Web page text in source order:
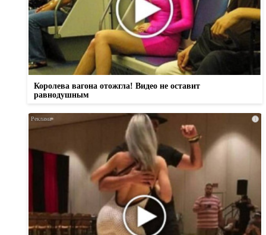
Королева вагона отожгла! Видео не оставит
равнодушным
i